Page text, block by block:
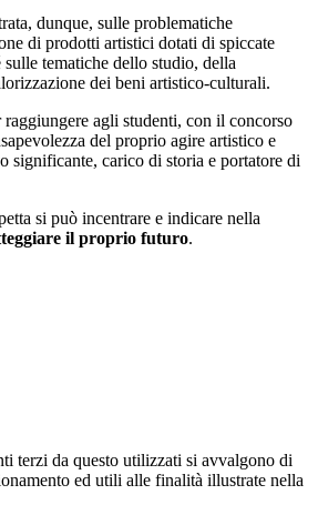
dunque, sulle problematiche
di prodotti artistici dotati di spiccate
tematiche dello studio, della
dei beni artistico-culturali.
agli studenti, con il concorso
del proprio agire artistico e
significante, carico di storia e portatore di
si può incentrare e indicare nella
il proprio futuro.
terzi da questo utilizzati si avvalgono di
ed utili alle finalità illustrate nella